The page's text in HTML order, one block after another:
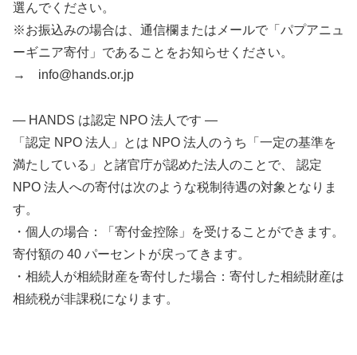
選んでください。
※お振込みの場合は、通信欄またはメールで「パプアニュ
ーギニア寄付」であることをお知らせください。
→ info@hands.or.jp
― HANDS は認定 NPO 法人です ―
「認定 NPO 法人」とは NPO 法人のうち「一定の基準を
満たしている」と諸官庁が認めた法人のことで、 認定
NPO 法人への寄付は次のような税制待遇の対象となりま
す。
・個人の場合：「寄付金控除」を受けることができます。
寄付額の 40 パーセントが戻ってきます。
・相続人が相続財産を寄付した場合：寄付した相続財産は
相続税が非課税になります。